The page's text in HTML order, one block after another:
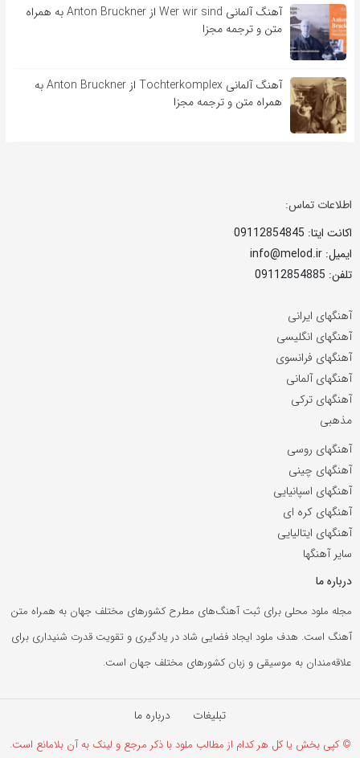
آهنگ آلمانی Wer wir sind از Anton Bruckner به همراه
متن و ترجمه مجزا
آهنگ آلمانی Tochterkomplex از Anton Bruckner به
همراه متن و ترجمه مجزا
اطلاعات تماس:
اکانت ایتا: 09112854845
ایمیل: info@melod.ir
تلفن: 09112854885
آهنگهای ایرانی
آهنگهای انگلیسی
آهنگهای فرانسوی
آهنگهای آلمانی
آهنگهای ترکی
مذهبی
آهنگهای روسی
آهنگهای چینی
آهنگهای اسپانیایی
آهنگهای کره ای
آهنگهای ایتالیایی
سایر آهنگها
درباره ما
مجله ملود محلی برای ثبت آهنگ‌های مطرح کشورهای مختلف جهان به همراه متن
آهنگ است. هدف ملود ایجاد فضایی شاد در یادگیری و تقویت قدرت شنیداری برای
علاقه‌مندان به موسیقی و زبان کشورهای مختلف جهان است.
تبلیغات درباره ما
© کپی بخش یا کل هر کدام از مطالب ملود با ذکر مرجع و لینک به آن بلامانع است.